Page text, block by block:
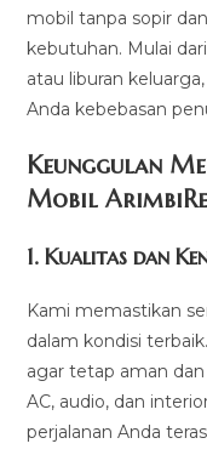
mobil tanpa sopir
kebutuhan. Mulai
atau liburan
Anda kebebasan
Keunggulan
Mobil
1.Kualitas dan
Kami memastikan
dalam kondisi
agar tetap aman
AC, audio, dan
perjalanan Anda